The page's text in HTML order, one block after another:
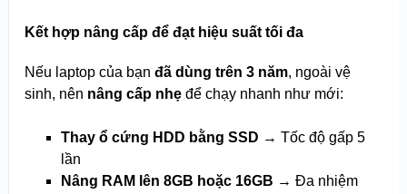
Kết hợp nâng cấp để đạt hiệu suất tối đa
Nếu laptop của bạn đã dùng trên 3 năm, ngoài vệ
sinh, nên nâng cấp nhẹđể chạy nhanh như mới:
Thay ổ cứng HDD bằng SSD → Tốc độ gấp 5
lần
Nâng RAM lên 8GB hoặc 16GB → Đa nhiệm